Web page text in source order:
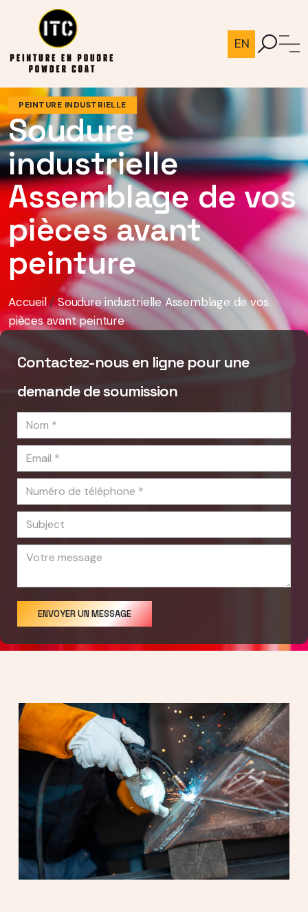
EN
PEINTURE INDUSTRIELLE
Soudure
industrielle
Assemblage de vos
pièces avant
peinture
Accueil/Soudure industrielle Assemblage de vos
pièces avant peinture
Contactez-nous en ligne pour une
demande de soumission
service
name
email
phone
subject
message
Recaptcha
submitENVOYER UN MESSAGE